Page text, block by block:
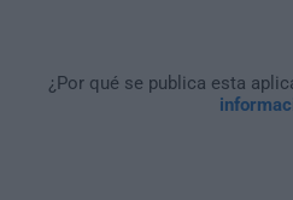
¿Por qué se publica esta